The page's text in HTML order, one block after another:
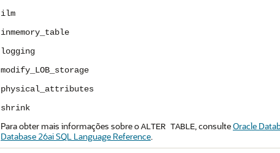
ilm
inmemory_table
logging
modify_LOB_storage
physical_attributes
shrink
Para obter mais informações sobre oALTER TABLE, consulteOracle
Database 26ai SQL Language Reference.